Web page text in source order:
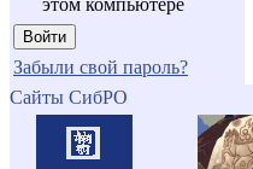
Забыли свой пароль?
Сайты СибРО